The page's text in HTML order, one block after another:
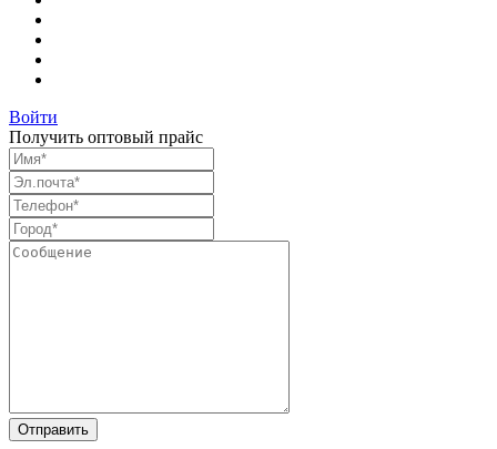
Войти
Получить оптовый прайс